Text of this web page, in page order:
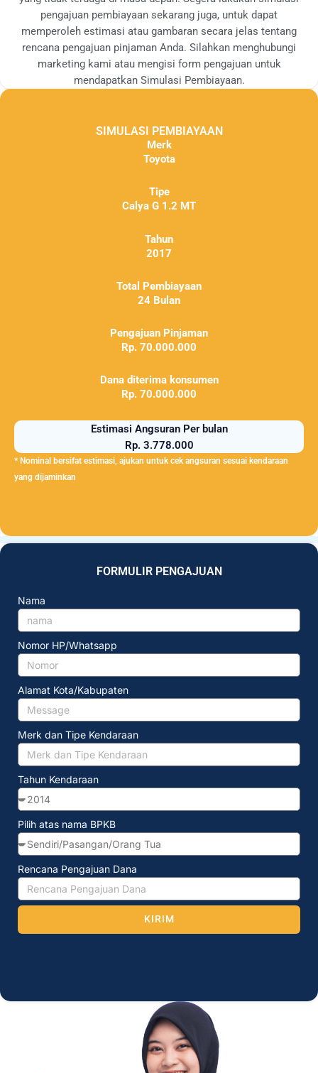
pengajuan pembiayaan sekarang juga, untuk dapat
memperoleh estimasi atau gambaran secara jelas tentang
rencana pengajuan pinjaman Anda. Silahkan menghubungi
marketing kami atau mengisi form pengajuan untuk
mendapatkan Simulasi Pembiayaan.
SIMULASI PEMBIAYAAN
Merk
Toyota
Tipe
Calya G 1.2 MT
Tahun
2017
Total Pembiayaan
24 Bulan
Pengajuan Pinjaman
Rp. 70.000.000
Dana diterima konsumen
Rp. 70.000.000
Estimasi Angsuran Per bulan
Rp. 3.778.000
* Nominal bersifat estimasi, ajukan untuk cek angsuran sesuai kendaraan
yang dijaminkan
FORMULIR PENGAJUAN
Nama
Nomor HP/Whatsapp
Alamat Kota/Kabupaten
Merk dan Tipe Kendaraan
Tahun Kendaraan
Pilih atas nama BPKB
Rencana Pengajuan Dana
KIRIM